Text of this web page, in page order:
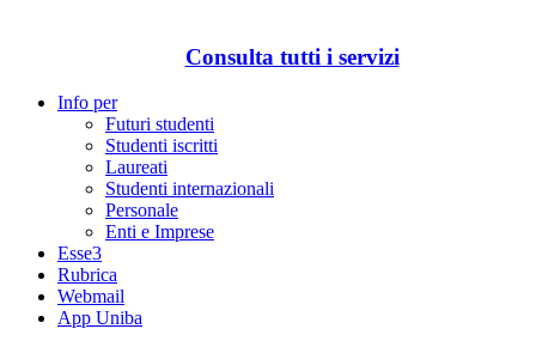
Consulta tutti i servizi
Info per
Futuri studenti
Studenti iscritti
Laureati
Studenti internazionali
Personale
Enti e Imprese
Esse3
Rubrica
Webmail
App Uniba